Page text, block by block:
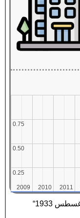
2009
2009 2010
2010 2011
2011
0.25
0.25
0.50
0.50
0.75
0.75